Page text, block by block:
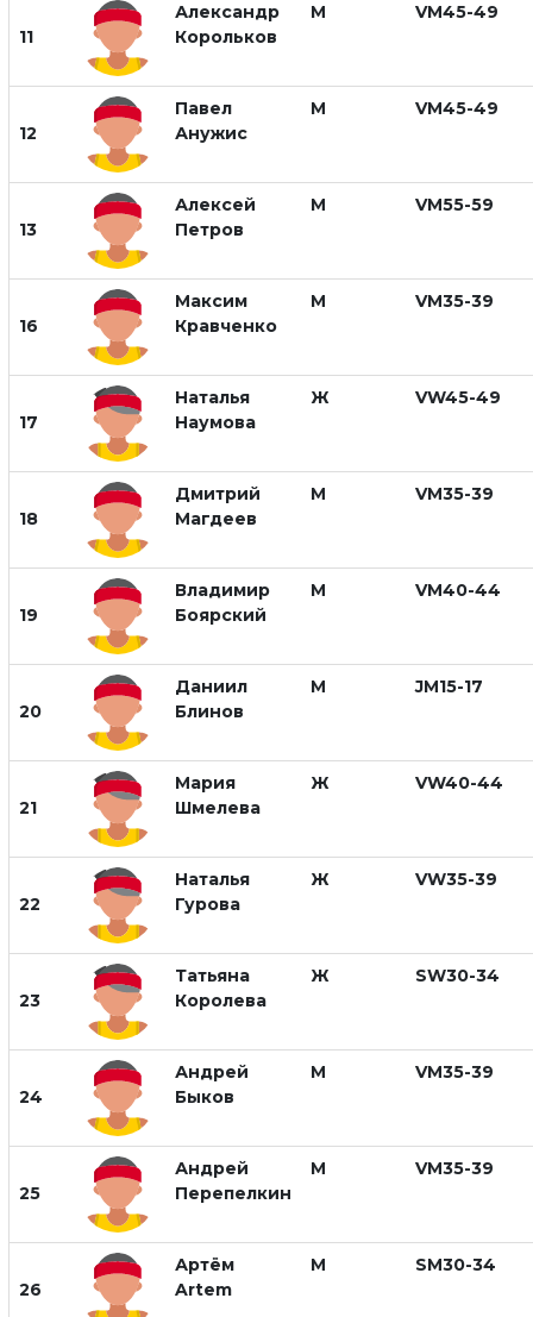
11
Александр
Корольков
М VM45-49
12
Павел
Анужис
М VM45-49
13
Алексей
Петров
М VM55-59
16
Максим
Кравченко
М VM35-39
17
Наталья
Наумова
Ж VW45-49
18
Дмитрий
Магдеев
М VM35-39
19
Владимир
Боярский
М VM40-44
20
Даниил
Блинов
М JM15-17
21
Мария
Шмелева
Ж VW40-44
22
Наталья
Гурова
Ж VW35-39
23
Татьяна
Королева
Ж SW30-34
24
Андрей
Быков
М VM35-39
25
Андрей
Перепелкин
М VM35-39
26
Артём
Artem
М SM30-34